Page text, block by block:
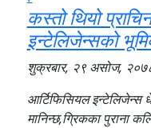
कस्तो थियो
इन्टेलिजेन्सको
शुक्रबार, २९ असोज,
आर्टिफिसियल
मानिन्छ,ग्रिकका पुराना